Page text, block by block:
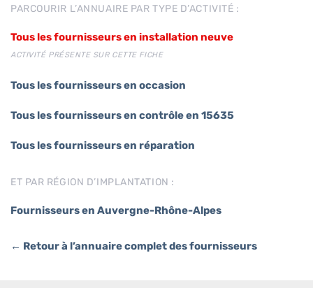
PARCOURIR L’ANNUAIRE PAR TYPE D’ACTIVITÉ :
Tous les fournisseurs en installation neuve
ACTIVITÉ PRÉSENTE SUR CETTE FICHE
Tous les fournisseurs en occasion
Tous les fournisseurs en contrôle en 15635
Tous les fournisseurs en réparation
ET PAR RÉGION D’IMPLANTATION :
Fournisseurs en Auvergne-Rhône-Alpes
← Retour à l’annuaire complet des fournisseurs